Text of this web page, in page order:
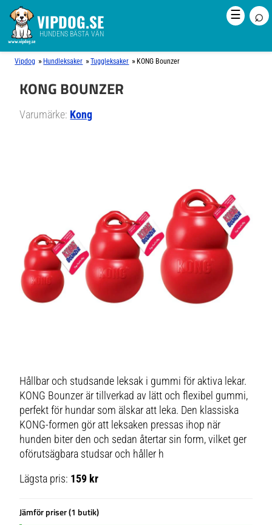
VIPDOG.SE
HUNDENS BÄSTA VÄN
☰ ⌕
Vipdog » Hundleksaker »Tuggleksaker » KONG Bounzer
KONG BOUNZER
Varumärke: Kong
Hållbar och studsande leksak i gummi för aktiva lekar.
KONG Bounzer är tillverkad av lätt och flexibel gummi,
perfekt för hundar som älskar att leka. Den klassiska
KONG-formen gör att leksaken pressas ihop när
hunden biter den och sedan återtar sin form, vilket ger
oförutsägbara studsar och håller h
Lägsta pris: 159 kr
Jämför priser (1 butik)